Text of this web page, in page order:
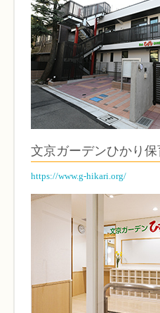
文京ガーデンひかり保
https://www.g-hikari.org/